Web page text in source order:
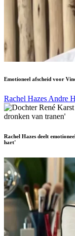
Emotioneel afscheid voor
Rachel Hazes Andre
Rachel Hazes deelt
hart'